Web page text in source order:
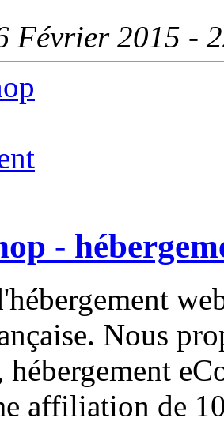
Février 2015 -
-
Nous
affiliation de